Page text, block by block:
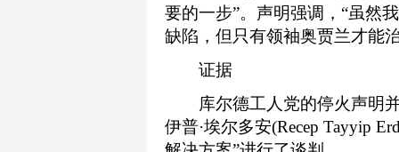
要的一步”。声明强调，“虽然
缺陷，但只有领袖奥贾兰才能
证据
库尔德工人党的停火声明并
伊普·埃尔多安(Recep Tayyip